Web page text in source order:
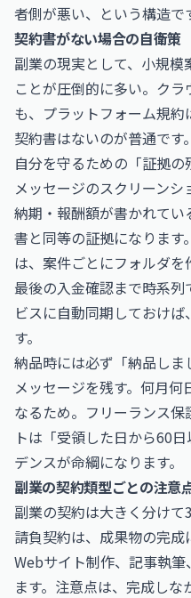
者側が悪い、という構造で
契約書がない場合の自衛策
副業の現実として、小規
ことが圧倒的に多い。ク
も、プラットフォーム規
契約書はないのが普通で
自分を守るための「証拠の
メッセージのスクリーンシ
納期・報酬額が書かれて
書と同等の証拠になります
は、案件ごとにフォルダ
最後の入金確認まで時系
ビスに自動同期しておけ
す。
納品時には必ず「納品し
メッセージを残す。何月
なるため。フリーランス
トは「受領した日から60
デンスが命綱になります。
副業の契約類型ごとの注意
副業の契約は大きく分けて
請負契約は、成果物の完成
Webサイト制作、記事執
ます。注意点は、完成しな